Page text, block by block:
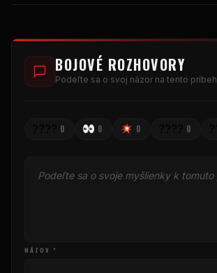
BOJOVÉ ROZHOVORY
Podeľte sa o svoj názor na tento príbeh
0 0 0 0
NÁZOV *